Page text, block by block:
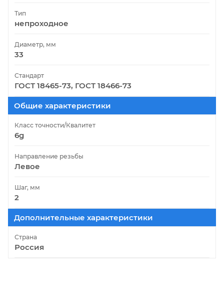
Тип
непроходное
Диаметр, мм
33
Стандарт
ГОСТ 18465-73, ГОСТ 18466-73
Общие характеристики
Класс точности/Квалитет
6g
Направление резьбы
Левое
Шаг, мм
2
Дополнительные характеристики
Страна
Россия